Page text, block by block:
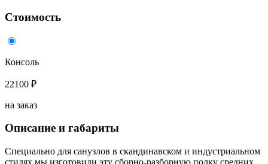
Стоимость
Консоль
22100 ₽
на заказ
Описание и габариты
Специально для санузлов в скандинавском и индустриальном